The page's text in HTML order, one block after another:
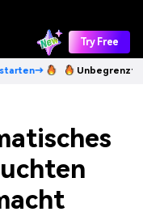
Try Free
Bilder erstellen. 100 %